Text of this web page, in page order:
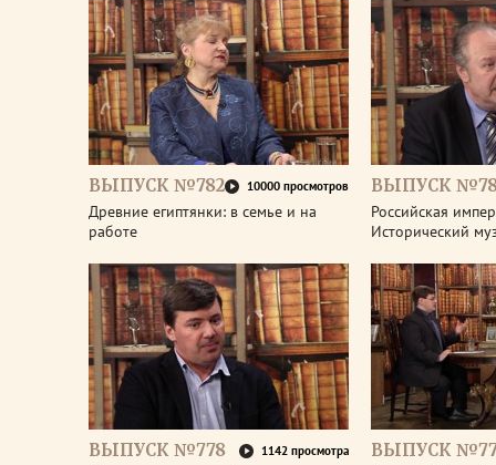
ВЫПУСК №782 10000 просмотров
Древние египтянки: в семье и на
работе
ВЫПУСК
Российская
Исторический
ВЫПУСК №778 1142 просмотра ВЫПУСК